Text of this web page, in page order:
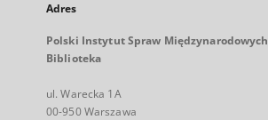
Adres
Polski Instytut Spraw Międzynarodowych
Biblioteka
ul. Warecka 1A
00-950 Warszawa